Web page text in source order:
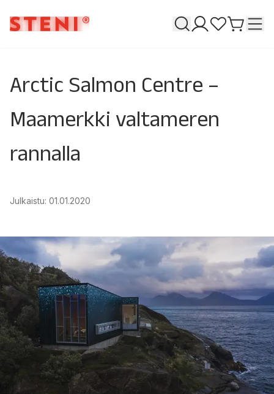
Haku
Omat sivuni
Suosikkeja
Siirry
Arctic Salmon Centre –
Maamerkki valtameren
rannalla
Julkaistu: 01.01.2020